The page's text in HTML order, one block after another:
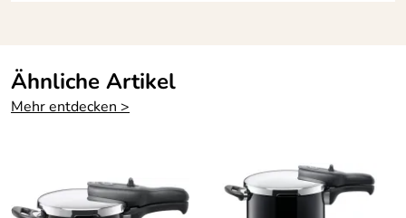
Löhr,
Verifizierte Bewertung
Ich kenne solche Dämpfkörbe schon länger und nutze sie
Kaufdatum: 02.06.2013
Bewertungsdatum: 18.06.2013
Ähnliche Artikel
Mehr entdecken >